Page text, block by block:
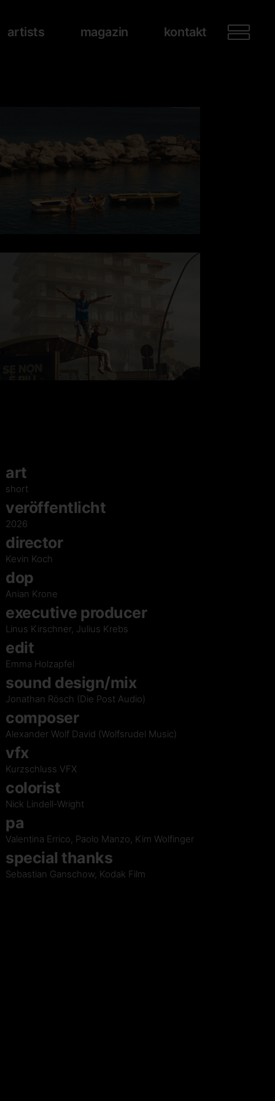
artists magazin kontakt
art
short
veröffentlicht
2026
director
Kevin Koch
dop
Anian Krone
executive producer
Linus Kirschner, Julius Krebs
edit
Emma Holzapfel
sound design/mix
Jonathan Rösch (Die Post Audio)
composer
Alexander Wolf David (Wolfsrudel Music)
vfx
Kurzschluss VFX
colorist
Nick Lindell-Wright
pa
Valentina Errico, Paolo Manzo, Kim Wolfinger
special thanks
Sebastian Ganschow, Kodak Film